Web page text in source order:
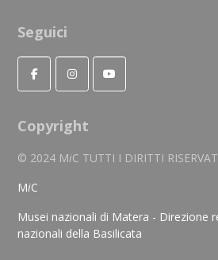
Seguici
Copyright
© 2024 MiC TUTTI I DIRITTI
MiC
Musei nazionali di Matera - Direzione
nazionali della Basilicata